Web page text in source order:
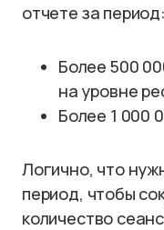
отчете за период:
Более 500
на уровне
Более 1 000
Логично, что
период, чтобы
количество